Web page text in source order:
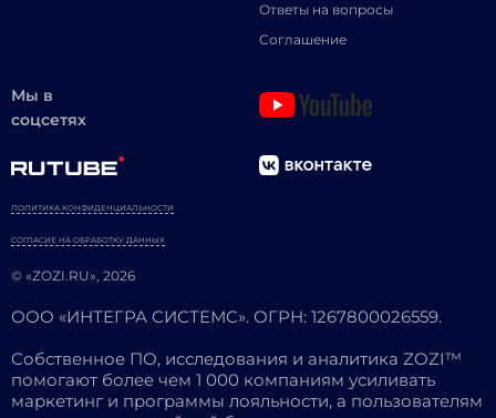
Ответы на вопросы
Соглашение
Мы в
соцсетях
© «ZOZI.RU», 2026
ПОЛИТИКА КОНФИДЕНЦИАЛЬНОСТИ
СОГЛАСИЕ НА ОБРАБОТКУ ДАННЫХ
ООО «ИНТЕГРА СИСТЕМС». ОГРН: 1267800026559.
Собственное ПО, исследования и аналитика ZOZI™
помогают более чем 1 000 компаниям усиливать
маркетинг и программы лояльности, а пользователям